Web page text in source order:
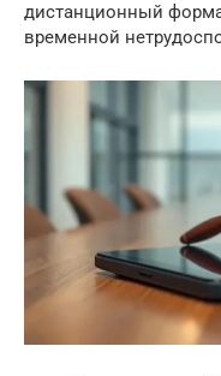
дистанционный
временной